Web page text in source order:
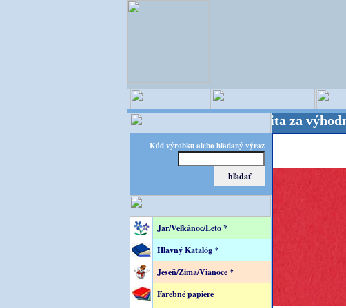
Kód výrobku alebo hľadaný výraz
Jar/Veľkánoc/Leto *
Hlavný Katalóg *
Jeseň/Zima/Vianoce *
Farebné papiere
- majster kreatívneho sveta - Kvalita za výhodnú cenu!